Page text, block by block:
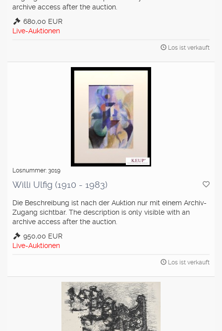
archive access after the auction.
680,00 EUR
Live-Auktionen
Los ist verkauft
Losnummer: 3019
Willi Ulfig (1910 - 1983)
Die Beschreibung ist nach der Auktion nur mit einem Archiv-
Zugang sichtbar. The description is only visible with an
archive access after the auction.
950,00 EUR
Live-Auktionen
Los ist verkauft